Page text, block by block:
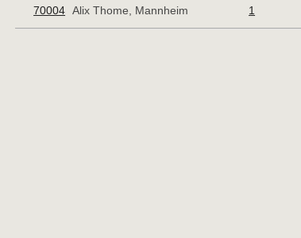
70004 Alix Thome, Mannheim 1